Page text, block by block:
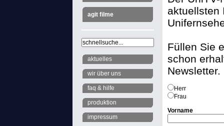
agit filme
aktuelles
wir über uns
faq & hilfe
produktion
impressum
aktuellsten
Füllen Sie
schon
Newsletter.
Herr
Frau
Vorname